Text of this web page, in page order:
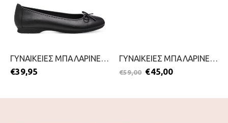
ΓΥΝΑΙΚΕΙΕΣ ΜΠΑΛΑΡΙΝΕΣ-JANA-2499-0212-ΜΑΥΡΟ
€39,95
ΓΥΝΑΙΚΕΙΕΣ ΜΠΑΛΑΡΙΝΕΣ-TAMARIS-2199-0126-NUDE
€59,00 €45,00